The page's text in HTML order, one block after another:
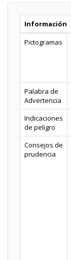
Información
Pictogramas
Palabra de
Advertencia
Indicaciones
de peligro
Consejos de
prudencia